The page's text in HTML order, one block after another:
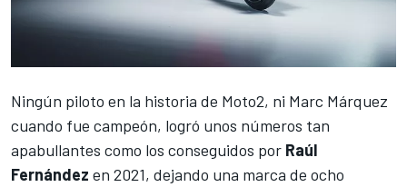
Ningún piloto en la historia de Moto2, ni Marc Márquez
cuando fue campeón, logró unos números tan
apabullantes como los conseguidos por Raúl
Fernández en 2021, dejando una marca de ocho